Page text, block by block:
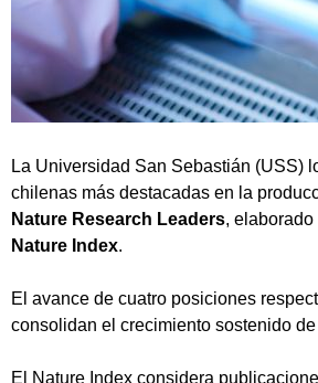
La Universidad San Sebastián (USS)
chilenas más destacadas en la
Nature Research Leaders,
Nature Index.
El avance de cuatro posiciones
consolidan el crecimiento sostenido
El Nature Index considera